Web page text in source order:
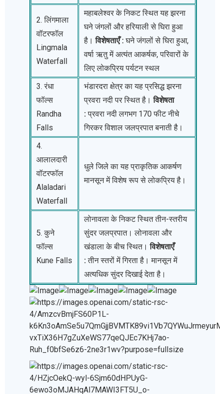
2. लिंगमाला
वॉटरफॉल
Lingmala
Waterfall
महाबलेश्वर के निकट स्थित यह झरना
घने जंगलों और हरियाली से घिरा हुआ
है।विशेषताएँ :घने जंगलों से घिरा हुआ,
वर्षा ऋतु में अत्यंत आकर्षक, परिवारों के
लिए लोकप्रिय पर्यटन स्थल
3. रंधा
फॉल्स
Randha
Falls
भंडारदरा क्षेत्र का यह प्रसिद्ध झरना
प्रवरा नदी पर स्थित है।विशेषता
: प्रवरा नदी लगभग 170 फीट नीचे
गिरकर विशाल जलप्रपात बनाती है।
4.
आलालदारी
वॉटरफॉल
Alaladari
Waterfall
धुले जिले का यह प्राकृतिक आकर्षण
मानसून में विशेष रूप से लोकप्रिय है।
5. कुने
फॉल्स
Kune Falls
लोनावला के निकट स्थित तीन-स्तरीय
सुंदर जलप्रपात। लोनावला और
खंडाला के बीच स्थित।विशेषताएँ
:तीन स्तरों में गिरता है। मानसून में
अत्यधिक सुंदर दिखाई देता है।